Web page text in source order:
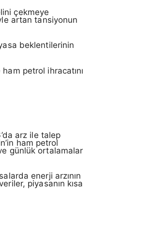
çekmeye
artan tansiyonun
beklentilerinin
petrol ihracatını
arz ile talep
ham petrol
günlük ortalamalar
enerji arzının
piyasanın kısa